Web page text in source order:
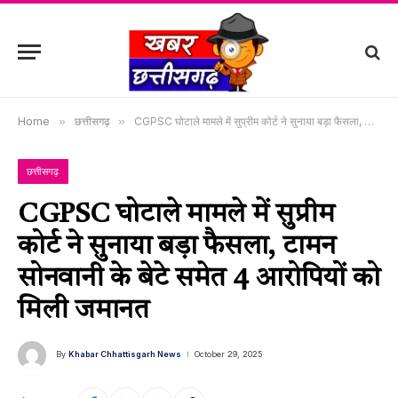
Home » छत्तीसगढ़ » CGPSC घोटाले मामले में सुप्रीम कोर्ट ने सुनाया बड़ा फैसला, टामन सोनवानी के बेटे समेत 4 आरोपियों को मिली जमानत
छत्तीसगढ़
CGPSC घोटाले मामले में सुप्रीम
कोर्ट ने सुनाया बड़ा फैसला, टामन
सोनवानी के बेटे समेत 4 आरोपियों को
मिली जमानत
By Khabar Chhattisgarh News October 29, 2025